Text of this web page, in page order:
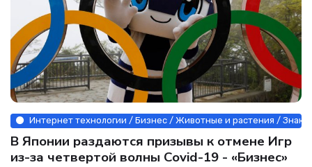
Интернет технологии / Бизнес / Животные и растения /
В Японии раздаются призывы к отмене Игр
из-за четвертой волны Covid-19 - «Бизнес»